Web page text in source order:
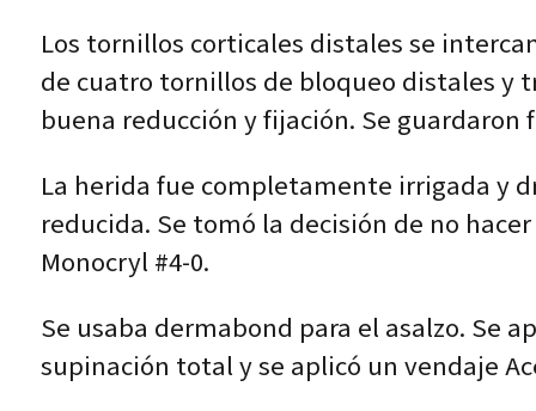
Los tornillos corticales distales se
de cuatro tornillos de bloqueo distales y
buena reducción y fijación. Se guardaron
La herida fue completamente irrigada y
reducida. Se tomó la decisión de no
Monocryl #4-0.
Se usaba dermabond para el asalzo. Se
supinación total y se aplicó un vendaje